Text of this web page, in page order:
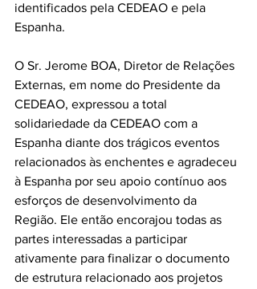
identificados pela CEDEAO e pela
Espanha.
O Sr. Jerome BOA, Diretor de Relações
Externas, em nome do Presidente da
CEDEAO, expressou a total
solidariedade da CEDEAO com a
Espanha diante dos trágicos eventos
relacionados às enchentes e agradeceu
à Espanha por seu apoio contínuo aos
esforços de desenvolvimento da
Região. Ele então encorajou todas as
partes interessadas a participar
ativamente para finalizar o documento
de estrutura relacionado aos projetos